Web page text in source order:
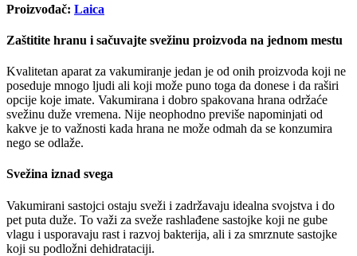
Proizvođač: Laica
Zaštitite hranu i sačuvajte svežinu proizvoda na jednom mestu
Kvalitetan aparat za vakumiranje jedan je od onih proizvoda koji ne
poseduje mnogo ljudi ali koji može puno toga da donese i da raširi
opcije koje imate. Vakumirana i dobro spakovana hrana održaće
svežinu duže vremena. Nije neophodno previše napominjati od
kakve je to važnosti kada hrana ne može odmah da se konzumira
nego se odlaže.
Svežina iznad svega
Vakumirani sastojci ostaju sveži i zadržavaju idealna svojstva i do
pet puta duže. To važi za sveže rashlađene sastojke koji ne gube
vlagu i usporavaju rast i razvoj bakterija, ali i za smrznute sastojke
koji su podložni dehidrataciji.